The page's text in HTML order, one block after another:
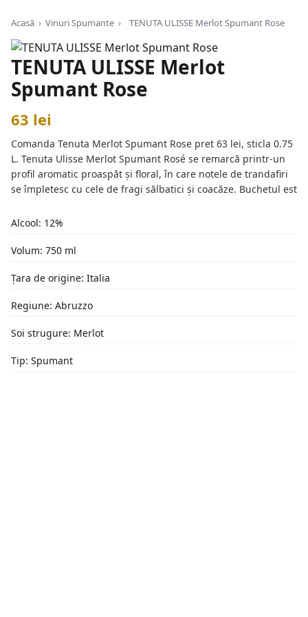
Acasă › Vinuri Spumante › TENUTA ULISSE Merlot Spumant Rose
TENUTA ULISSE Merlot
Spumant Rose
63 lei
Comanda Tenuta Merlot Spumant Rose pret 63 lei, sticla 0.75
L. Tenuta Ulisse Merlot Spumant Rosé se remarcă printr-un
profil aromatic proaspăt și floral, în care notele de trandafiri
se împletesc cu cele de fragi sălbatici și coacăze. Buchetul est
Alcool: 12%
Volum: 750 ml
Țara de origine: Italia
Regiune: Abruzzo
Soi strugure: Merlot
Tip: Spumant